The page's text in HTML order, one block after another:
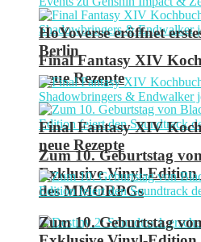
Final Fantasy XIV
neue Rezepte
Zum 10. Geburtstag
Exklusive Vinyl-Edition
des MMORPGs
HoYoverse eröffnet
Berlin
Final Fantasy XIV
neue Rezepte
Zum 10. Geburtstag